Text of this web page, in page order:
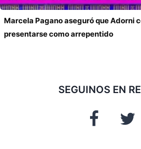
Marcela Pagano aseguró que Adorni
presentarse como arrepentido
SEGUINOS EN